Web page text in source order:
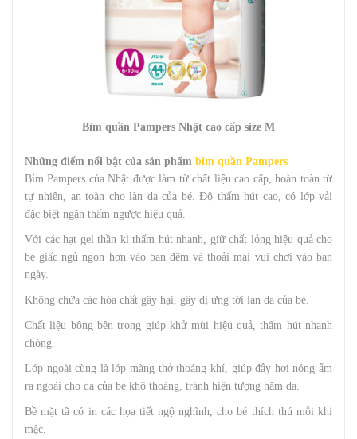
Bỉm quần Pampers Nhật cao cấp size M
Những điểm nổi bật của sản phẩm bỉm quần Pampers
Bỉm Pampers của Nhật được làm từ chất liệu cao cấp, hoàn toàn từ
tự nhiên, an toàn cho làn da của bé. Độ thấm hút cao, có lớp vải
đặc biệt ngăn thấm ngược hiệu quả.
Với các hạt gel thần kì thấm hút nhanh, giữ chất lỏng hiệu quả cho
bé giấc ngủ ngon hơn vào ban đêm và thoải mái vui chơi vào ban
ngày.
Không chứa các hóa chất gây hại, gây dị ứng tới làn da của bé.
Chất liệu bông bên trong giúp khử mùi hiệu quả, thấm hút nhanh
chóng.
Lớp ngoài cùng là lớp màng thở thoáng khí, giúp đẩy hơi nóng ẩm
ra ngoài cho da của bé khô thoáng, tránh hiện tượng hăm da.
Bề mặt tã có in các họa tiết ngộ nghĩnh, cho bé thích thú mỗi khi
mặc.